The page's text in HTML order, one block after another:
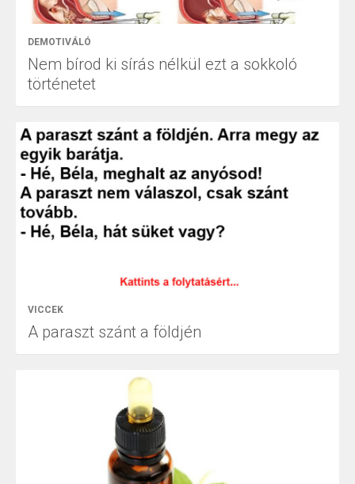
DEMOTIVÁLÓ
Nem bírod ki sírás nélkül ezt a sokkoló
történetet
VICCEK
A paraszt szánt a földjén